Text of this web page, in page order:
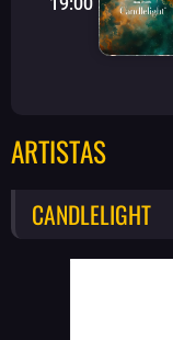
ARTISTAS
CANDLELIGHT